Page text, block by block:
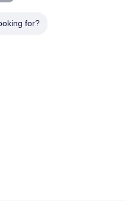
ψυκτικού για LAND
for?